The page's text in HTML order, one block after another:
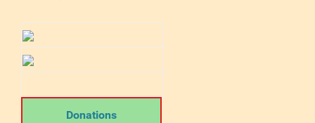
Donations